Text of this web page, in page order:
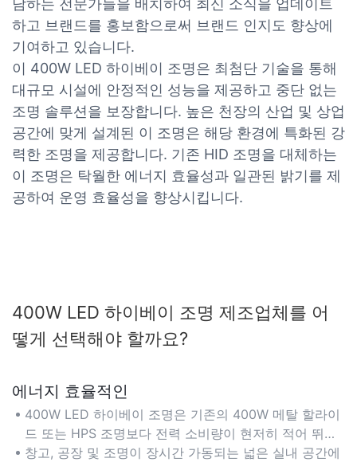
담하는 전문가들을 배치하여 최신 소식을 업데이트
하고 브랜드를 홍보함으로써 브랜드 인지도 향상에
기여하고 있습니다.
이 400W LED 하이베이 조명은 최첨단 기술을 통해
대규모 시설에 안정적인 성능을 제공하고 중단 없는
조명 솔루션을 보장합니다. 높은 천장의 산업 및 상업
공간에 맞게 설계된 이 조명은 해당 환경에 특화된 강
력한 조명을 제공합니다. 기존 HID 조명을 대체하는
이 조명은 탁월한 에너지 효율성과 일관된 밝기를 제
공하여 운영 효율성을 향상시킵니다.
400W LED 하이베이 조명 제조업체를 어
떻게 선택해야 할까요?
에너지 효율적인
400W LED 하이베이 조명은 기존의 400W 메탈 할라이
드 또는 HPS 조명보다 전력 소비량이 현저히 적어 뛰어
난 밝기를 유지하면서 에너지 비용을 최대 60%까지 절
창고, 공장 및 조명이 장시간 가동되는 넓은 실내 공간에